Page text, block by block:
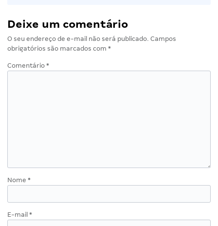
Deixe um comentário
O seu endereço de e-mail não será publicado. Campos
obrigatórios são marcados com *
Comentário *
Nome *
E-mail *